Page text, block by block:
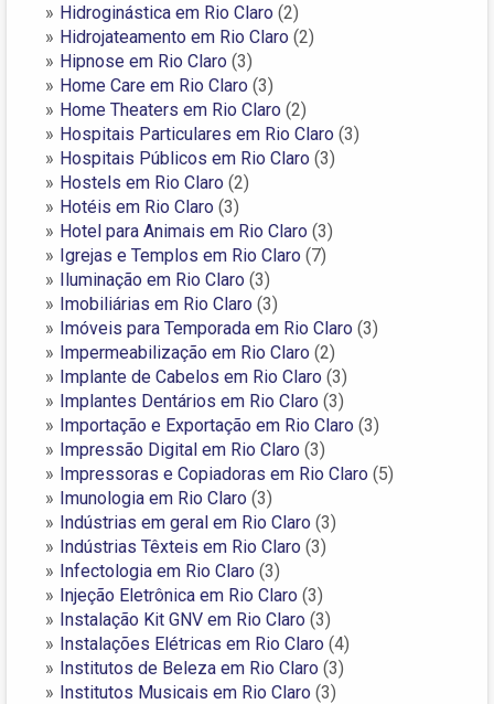
Hidroginástica em Rio Claro (2)
Hidrojateamento em Rio Claro (2)
Hipnose em Rio Claro (3)
Home Care em Rio Claro (3)
Home Theaters em Rio Claro (2)
Hospitais Particulares em Rio Claro (3)
Hospitais Públicos em Rio Claro (3)
Hostels em Rio Claro (2)
Hotéis em Rio Claro (3)
Hotel para Animais em Rio Claro (3)
Igrejas e Templos em Rio Claro (7)
Iluminação em Rio Claro (3)
Imobiliárias em Rio Claro (3)
Imóveis para Temporada em Rio Claro (3)
Impermeabilização em Rio Claro (2)
Implante de Cabelos em Rio Claro (3)
Implantes Dentários em Rio Claro (3)
Importação e Exportação em Rio Claro (3)
Impressão Digital em Rio Claro (3)
Impressoras e Copiadoras em Rio Claro (5)
Imunologia em Rio Claro (3)
Indústrias em geral em Rio Claro (3)
Indústrias Têxteis em Rio Claro (3)
Infectologia em Rio Claro (3)
Injeção Eletrônica em Rio Claro (3)
Instalação Kit GNV em Rio Claro (3)
Instalações Elétricas em Rio Claro (4)
Institutos de Beleza em Rio Claro (3)
Institutos Musicais em Rio Claro (3)